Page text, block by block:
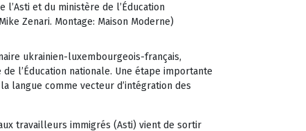
et du ministère de l’Éducation
Zenari. Montage: Maison Moderne)
ukrainien-luxembourgeois-français,
l’Éducation nationale. Une étape importante
langue comme vecteur d’intégration des
travailleurs immigrés (Asti) vient de sortir